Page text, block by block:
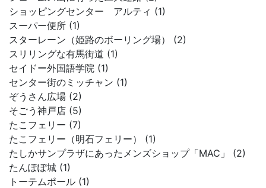
ショッピングセンター アルティ (1)
スーパー便所 (1)
スターレーン（姫路のボーリング場） (2)
スリリングな有馬街道 (1)
セイドー外国語学院 (1)
センター街のミッチャン (1)
ぞうさん広場 (2)
そごう神戸店 (5)
たこフェリー (7)
たこフェリー（明石フェリー） (1)
たしかサンプラザにあったメンズショップ「MAC」 (2)
たんぽぽ城 (1)
トーテムポール (1)